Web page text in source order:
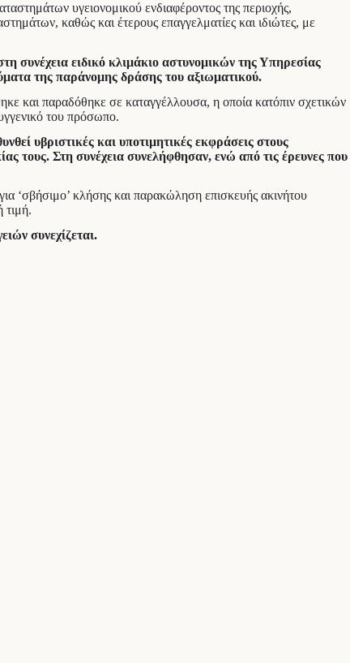
υγειονομικού ενδιαφέροντος της περιοχής,
καθώς και έτερους επαγγελματίες και ιδιώτες, με
συνέχεια ειδικό κλιμάκιο αστυνομικών της Υπηρεσίας
της παράνομης δράσης του αξιωματικού.
και παραδόθηκε σε καταγγέλλουσα, η οποία κατόπιν σχετικών
του πρόσωπο.
υβριστικές και υποτιμητικές εκφράσεις στους
τους. Στη συνέχεια συνελήφθησαν, ενώ από τις έρευνες που
‘σβήσιμο’ κλήσης και παρακώληση επισκευής ακινήτου
τιμή.
συνεχίζεται.